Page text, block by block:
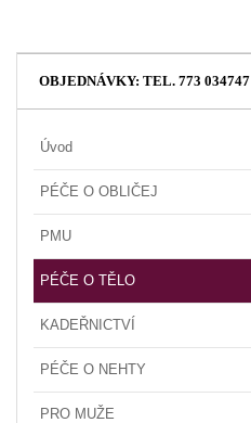
OBJEDNÁVKY: TEL. 773 034747
Úvod
PÉČE O OBLIČEJ
PMU
PÉČE O TĚLO
KADEŘNICTVÍ
PÉČE O NEHTY
PRO MUŽE